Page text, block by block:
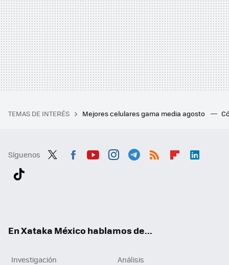
TEMAS DE INTERÉS Mejores celulares gama media agosto
Síguenos
En Xataka México hablamos de...
Investigación
Análisis